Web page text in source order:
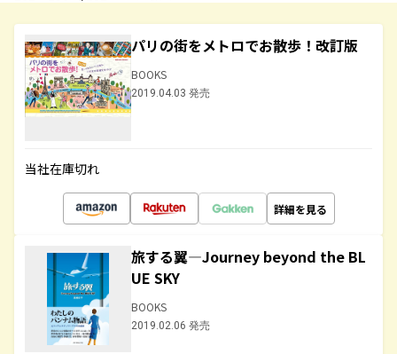
パリの街をメトロでお散歩！改訂版
BOOKS
2019.04.03 発売
当社在庫切れ
詳細を見る
旅する翼―Journey beyond the BL
UE SKY
BOOKS
2019.02.06 発売